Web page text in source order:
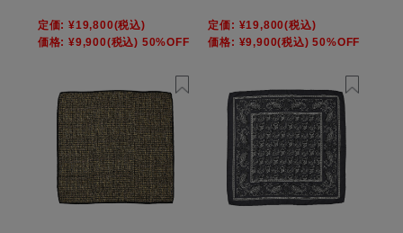
定価: ¥19,800(税込)
価格: ¥9,900(税込) 50%OFF
定価: ¥19,800(税込)
価格: ¥9,900(税込) 50%OFF